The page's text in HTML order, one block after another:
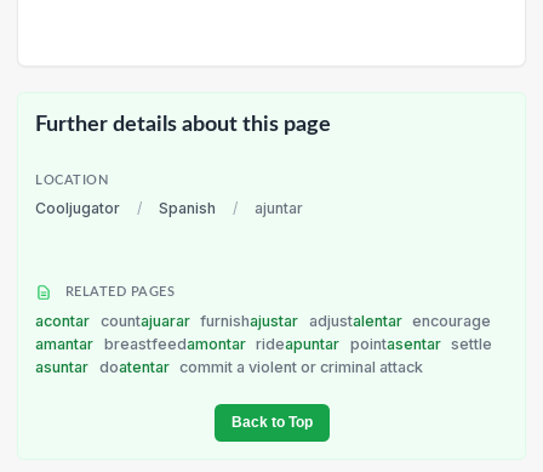
Further details about this page
LOCATION
Cooljugator / Spanish / ajuntar
RELATED PAGES
acontar countajuarar furnishajustar adjustalentar encourage
amantar breastfeedamontar rideapuntar pointasentar settle
asuntar doatentar commit a violent or criminal attack
Back to Top